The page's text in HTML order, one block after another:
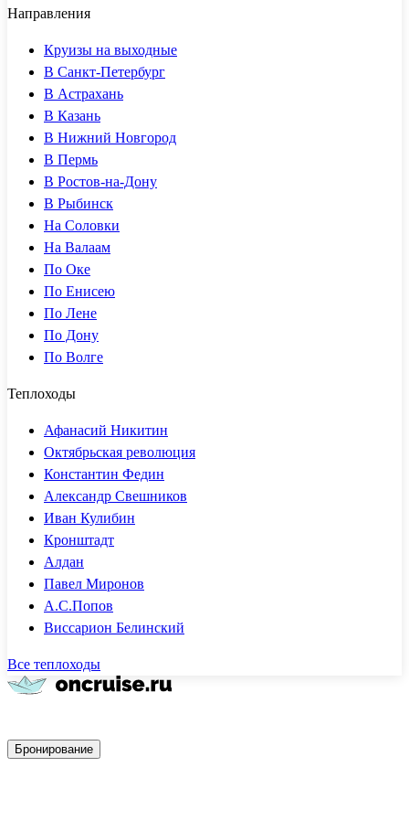
Направления
Круизы на выходные
В Санкт-Петербург
В Астрахань
В Казань
В Нижний Новгород
В Пермь
В Ростов-на-Дону
В Рыбинск
На Соловки
На Валаам
По Оке
По Енисею
По Лене
По Дону
По Волге
Теплоходы
Афанасий Никитин
Октябрьская революция
Константин Федин
Александр Свешников
Иван Кулибин
Кронштадт
Алдан
Павел Миронов
А.С.Попов
Виссарион Белинский
Все теплоходы
Бронирование